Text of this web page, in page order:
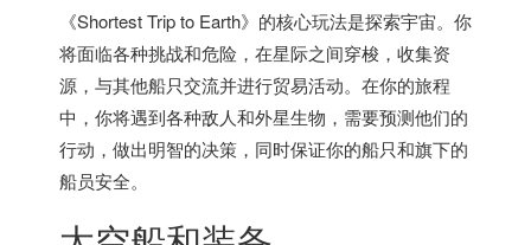
《Shortest Trip to Earth》的核心玩法是探索宇宙。你
将面临各种挑战和危险，在星际之间穿梭，收集资
源，与其他船只交流并进行贸易活动。在你的旅程
中，你将遇到各种敌人和外星生物，需要预测他们的
行动，做出明智的决策，同时保证你的船只和旗下的
船员安全。